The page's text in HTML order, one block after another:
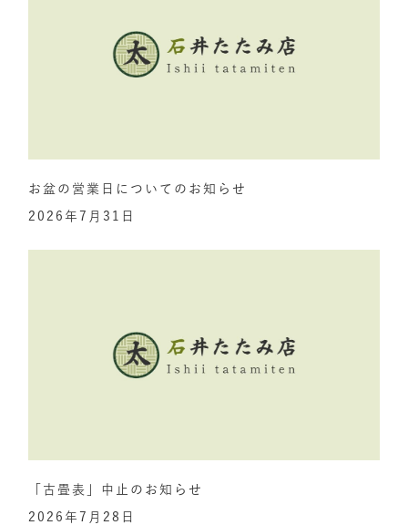
お盆の営業日についてのお知らせ
2026年7月31日
「古畳表」中止のお知らせ
2026年7月28日